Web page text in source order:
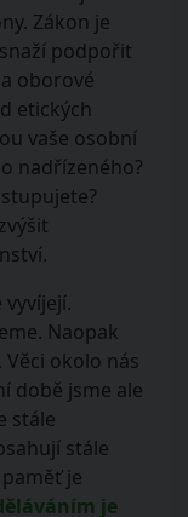
Zákon je
podpořit
oborové
etických
vaše osobní
nadřízeného?
Naopak
okolo nás
době jsme ale
stále
stále
je
je